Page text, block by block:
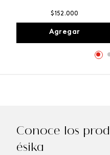
$152 .000
Agregar
Conoce los
ésika